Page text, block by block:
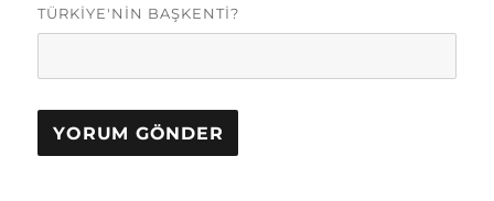
TÜRKIYE'NIN BAŞKENTI?